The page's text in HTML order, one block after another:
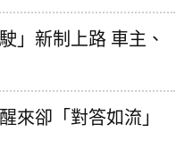
」新制上路 車主、
來卻「對答如流」